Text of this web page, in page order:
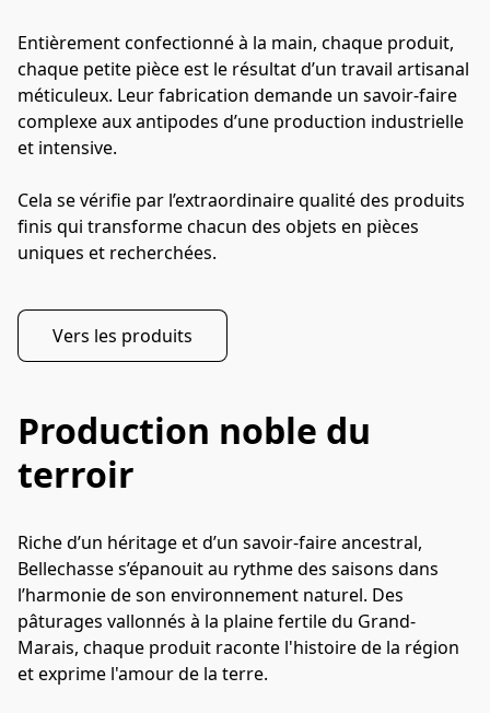
Entièrement confectionné à la main, chaque produit,
chaque petite pièce est le résultat d’un travail artisanal
méticuleux. Leur fabrication demande un savoir-faire
complexe aux antipodes d’une production industrielle
et intensive.
Cela se vérifie par l’extraordinaire qualité des produits
finis qui transforme chacun des objets en pièces
uniques et recherchées.
Vers les produits
Production noble du
terroir
Riche d’un héritage et d’un savoir-faire ancestral,
Bellechasse s’épanouit au rythme des saisons dans
l’harmonie de son environnement naturel. Des
pâturages vallonnés à la plaine fertile du Grand-
Marais, chaque produit raconte l'histoire de la région
et exprime l'amour de la terre.